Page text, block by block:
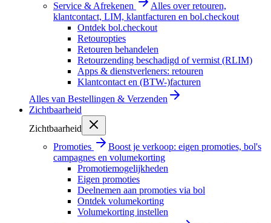
Service & Afrekenen
Alles over retouren,
klantcontact, LIM, klantfacturen en bol.checkout
Ontdek bol.checkout
Retouropties
Retouren behandelen
Retourzending beschadigd of vermist (RLIM)
Apps & dienstverleners: retouren
Klantcontact en (BTW-)facturen
Alles van Bestellingen & Verzenden
Zichtbaarheid
Zichtbaarheid
Promoties
Boost je verkoop: eigen promoties, bol's
campagnes en volumekorting
Promotiemogelijkheden
Eigen promoties
Deelnemen aan promoties via bol
Ontdek volumekorting
Volumekorting instellen